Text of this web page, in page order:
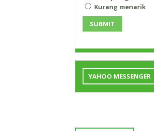
Kurang menarik
SUBMIT
YAHOO MESSENGER